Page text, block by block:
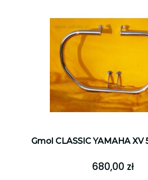
Gmol CLASSIC YAMAHA XV
680,00 zł